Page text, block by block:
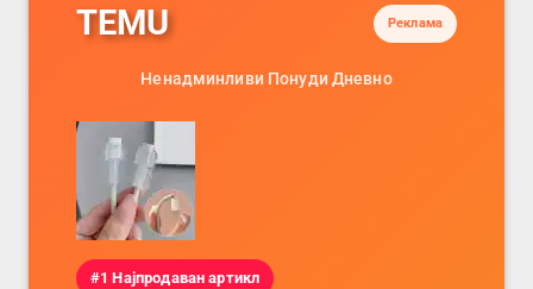
TEMU Реклама
Ненадминливи Понуди Дневно
#1 Најпродаван артикл